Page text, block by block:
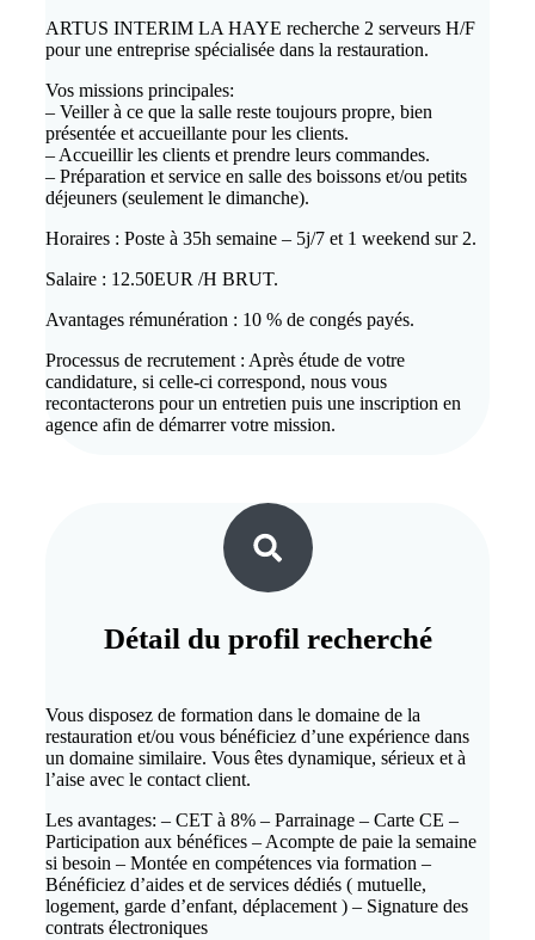
ARTUS INTERIM LA HAYE recherche 2 serveurs H/F
pour une entreprise spécialisée dans la restauration.
Vos missions principales:
– Veiller à ce que la salle reste toujours propre, bien
présentée et accueillante pour les clients.
– Accueillir les clients et prendre leurs commandes.
– Préparation et service en salle des boissons et/ou petits
déjeuners (seulement le dimanche).
Horaires : Poste à 35h semaine – 5j/7 et 1 weekend sur 2.
Salaire : 12.50EUR /H BRUT.
Avantages rémunération : 10 % de congés payés.
Processus de recrutement : Après étude de votre
candidature, si celle-ci correspond, nous vous
recontacterons pour un entretien puis une inscription en
agence afin de démarrer votre mission.
Détail du profil recherché
Vous disposez de formation dans le domaine de la
restauration et/ou vous bénéficiez d’une expérience dans
un domaine similaire. Vous êtes dynamique, sérieux et à
l’aise avec le contact client.
Les avantages: – CET à 8% – Parrainage – Carte CE –
Participation aux bénéfices – Acompte de paie la semaine
si besoin – Montée en compétences via formation –
Bénéficiez d’aides et de services dédiés ( mutuelle,
logement, garde d’enfant, déplacement ) – Signature des
contrats électroniques